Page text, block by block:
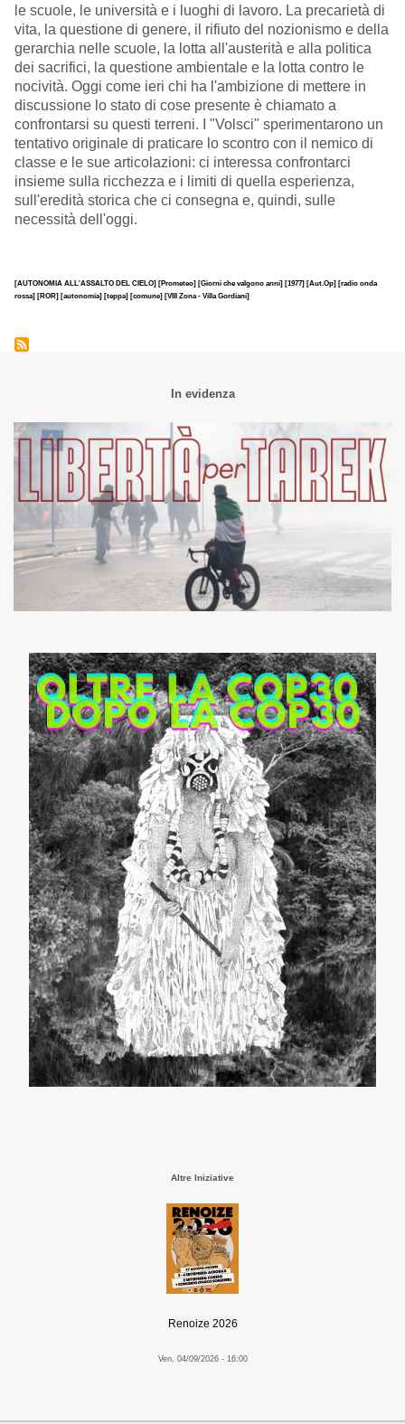
le scuole, le università e i luoghi di lavoro. La precarietà di
vita, la questione di genere, il rifiuto del nozionismo e della
gerarchia nelle scuole, la lotta all'austerità e alla politica
dei sacrifici, la questione ambientale e la lotta contro le
nocività. Oggi come ieri chi ha l'ambizione di mettere in
discussione lo stato di cose presente è chiamato a
confrontarsi su questi terreni. I "Volsci" sperimentarono un
tentativo originale di praticare lo scontro con il nemico di
classe e le sue articolazioni: ci interessa confrontarci
insieme sulla ricchezza e i limiti di quella esperienza,
sull'eredità storica che ci consegna e, quindi, sulle
necessità dell'oggi.
[AUTONOMIA ALL'ASSALTO DEL CIELO] [Prometeo] [Giorni che valgono anni] [1977] [Aut.Op] [radio onda
rossa] [ROR] [autonomia] [teppa] [comune] [VIII Zona - Villa Gordiani]
In evidenza
Altre Iniziative
Renoize 2026
Ven, 04/09/2026 - 16:00